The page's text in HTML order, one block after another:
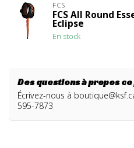
FCS
FCS All Round
Eclipse
En stock
Des questions à propos
Écrivez-nous à
595-7873